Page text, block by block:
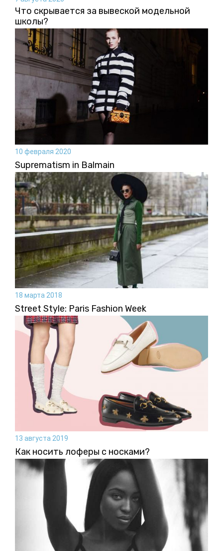
Что скрывается за вывеской модельной
школы?
10 февраля 2020
Suprematism in Balmain
18 марта 2018
Street Style: Paris Fashion Week
13 августа 2019
Как носить лоферы с носками?